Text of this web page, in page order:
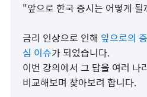
"앞으로 한국 증시는 어떻게 될
금리 인상으로 인해 앞으로의
심 이슈가 되었습니다.
이번 강의에서 그 답을 여러 나
비교해보며 찾아보려 합니다.